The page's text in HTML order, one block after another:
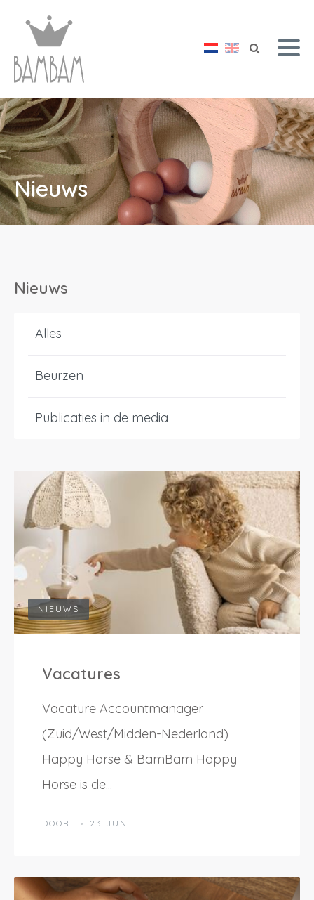
Nieuws
Nieuws
Alles
Beurzen
Publicaties in de media
NIEUWS
Vacatures
Vacature Accountmanager
(Zuid/West/Midden-Nederland)
Happy Horse & BamBam Happy
Horse is de...
DOOR 23 JUN